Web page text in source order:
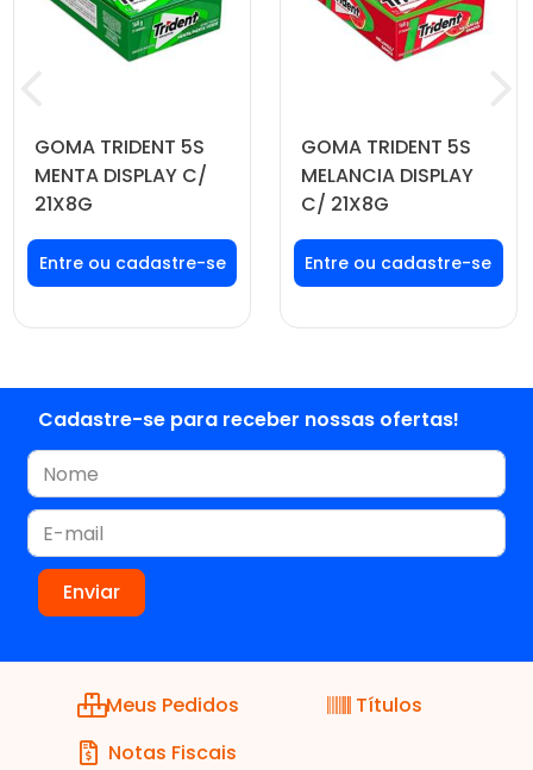
GOMA TRIDENT 5S
MENTA DISPLAY C/
21X8G
Faça seu login ou
cadastre-se para
ver preços e
GOMA TRIDENT 5S
MELANCIA DISPLAY
C/ 21X8G
Faça seu login ou
cadastre-se para
ver preços e
Cadastre-se para receber nossas ofertas!
Meus Pedidos
Títulos
Notas Fiscais